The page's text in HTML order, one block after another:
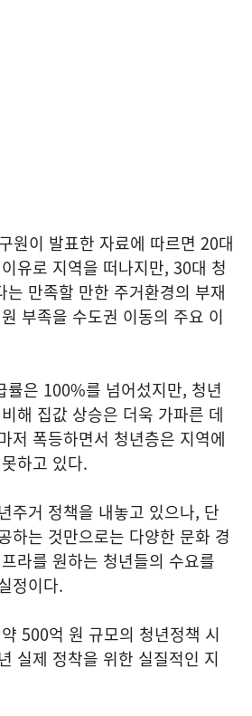
원이 발표한 자료에 따르면 20대
유로 지역을 떠나지만, 30대 청
는 만족할 만한 주거환경의 부재
부족을 수도권 이동의 주요 이
률은 100%를 넘어섰지만, 청년
해 집값 상승은 더욱 가파른 데
저 폭등하면서 청년층은 지역에
하고 있다.
주거 정책을 내놓고 있으나, 단
하는 것만으로는 다양한 문화 경
라를 원하는 청년들의 수요를
정이다.
500억 원 규모의 청년정책 시
실제 정착을 위한 실질적인 지